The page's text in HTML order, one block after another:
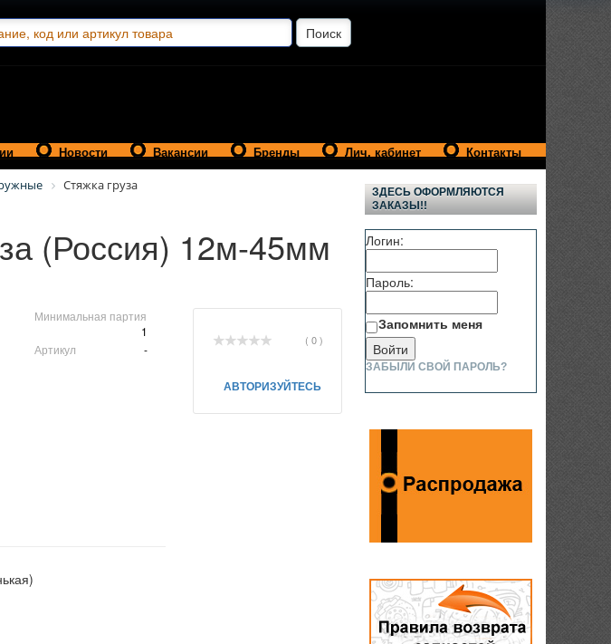
Новости Вакансии Бренды Лич. кабинет Контакты
Стяжка груза
(Россия) 12м-45мм
Минимальная партия
1
Артикул
-
( 0 )
АВТОРИЗУЙТЕСЬ
ЗДЕСЬ ОФОРМЛЯЮТСЯ
ЗАКАЗЫ!!
Логин:
Пароль:
Запомнить меня
ЗАБЫЛИ СВОЙ ПАРОЛЬ?